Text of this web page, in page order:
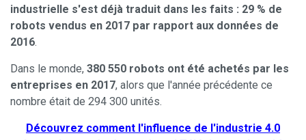
industrielle s'est déjà traduit dans les faits : 29 % de
robots vendus en 2017 par rapport aux données de
2016.
Dans le monde, 380 550 robots ont été achetés par les
entreprises en 2017, alors que l'année précédente ce
nombre était de 294 300 unités.
Découvrez comment l'influence de l'industrie 4.0